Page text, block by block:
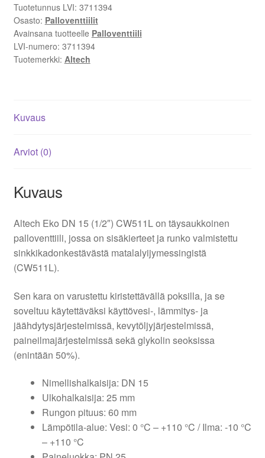
3711394
määrä
Tuotetunnus LVI: 3711394
Osasto: Palloventtiilit
Avainsana tuotteelle Palloventtiili
LVI-numero: 3711394
Tuotemerkki: Altech
Kuvaus
Arviot (0)
Kuvaus
Altech Eko DN 15 (1/2″) CW511L on täysaukkoinen
palloventtiili, jossa on sisäkierteet ja runko valmistettu
sinkkikadonkestävästä matalalyijymessingistä
(CW511L).
Sen kara on varustettu kiristettävällä poksilla, ja se
soveltuu käytettäväksi käyttövesi-, lämmitys- ja
jäähdytysjärjestelmissä, kevytöljyjärjestelmissä,
paineilmajärjestelmissä sekä glykolin seoksissa
(enintään 50%).
Nimellishalkaisija: DN 15
Ulkohalkaisija: 25 mm
Rungon pituus: 60 mm
Lämpötila-alue: Vesi: 0 °C – +110 °C / Ilma: -10 °C
– +110 °C